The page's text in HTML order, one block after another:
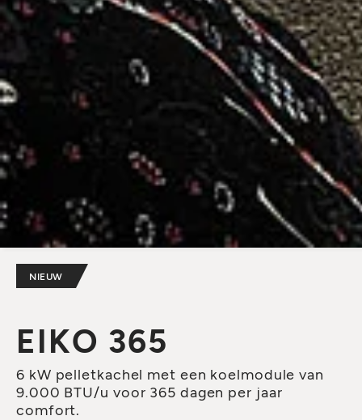
NIEUW
EIKO 365
6 kW pelletkachel met een koelmodule van
9.000 BTU/u voor 365 dagen per jaar
comfort.